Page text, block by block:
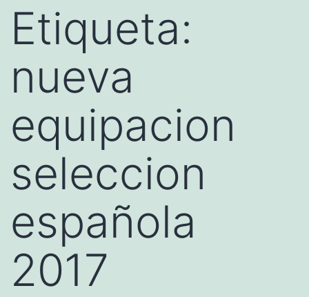
Etiqueta:
nueva
equipacion
seleccion
española
2017